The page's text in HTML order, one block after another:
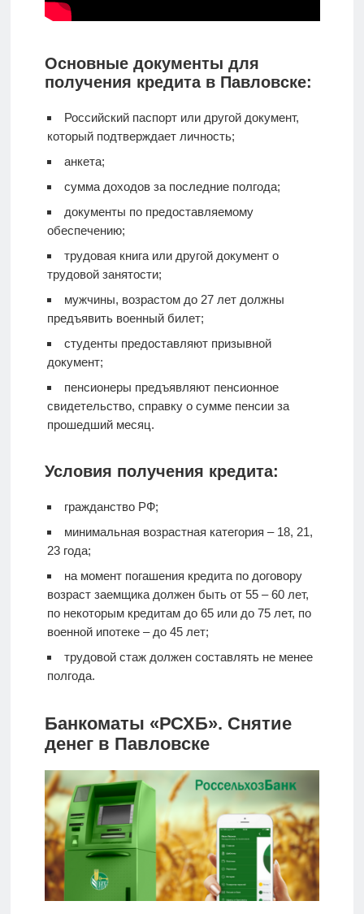
Основные документы для
получения кредита в Павловске:
Российский паспорт или другой документ,
который подтверждает личность;
анкета;
сумма доходов за последние полгода;
документы по предоставляемому
обеспечению;
трудовая книга или другой документ о
трудовой занятости;
мужчины, возрастом до 27 лет должны
предъявить военный билет;
студенты предоставляют призывной
документ;
пенсионеры предъявляют пенсионное
свидетельство, справку о сумме пенсии за
прошедший месяц.
Условия получения кредита:
гражданство РФ;
минимальная возрастная категория – 18, 21,
23 года;
на момент погашения кредита по договору
возраст заемщика должен быть от 55 – 60 лет,
по некоторым кредитам до 65 или до 75 лет, по
военной ипотеке – до 45 лет;
трудовой стаж должен составлять не менее
полгода.
Банкоматы «РСХБ». Снятие
денег в Павловске